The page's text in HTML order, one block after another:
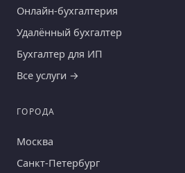
Онлайн-бухгалтерия
Удалённый бухгалтер
Бухгалтер для ИП
Все услуги →
ГОРОДА
Москва
Санкт-Петербург